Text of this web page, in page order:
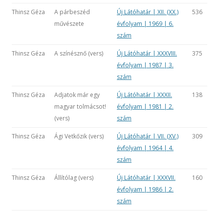
Thinsz Géza
A párbeszéd
művészete
Új Látóhatár | XII. (XX.)
évfolyam | 1969 | 6.
szám
536
Thinsz Géza A színésznő (vers)
Új Látóhatár | XXXVIII.
évfolyam | 1987 | 3.
szám
375
Thinsz Géza
Adjatok már egy
magyar tolmácsot!
(vers)
Új Látóhatár | XXXII.
évfolyam | 1981 | 2.
szám
138
Thinsz Géza Ági Vetkőzik (vers)
Új Látóhatár | VII. (XV.)
évfolyam | 1964 | 4.
szám
309
Thinsz Géza Állítólag (vers)
Új Látóhatár | XXXVII.
évfolyam | 1986 | 2.
szám
160